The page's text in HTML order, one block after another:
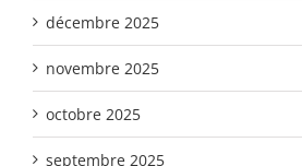
décembre 2025
novembre 2025
octobre 2025
septembre 2025